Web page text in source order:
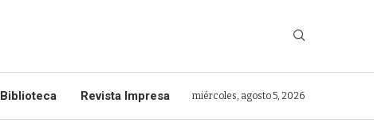
Biblioteca Revista Impresa miércoles, agosto 5, 2026